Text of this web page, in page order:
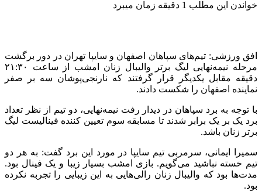
خواندن این مطلب 1 دقیقه زمان میبرد
افق ورزشی: تیم‌های سپاهان اصفهان و سایپا تهران در دور برگشت
مرحله نیمه‌نهایی لیگ برتر والیبال زنان امشب از ساعت ۲۱:۳۰
دقیقه مقابل یکدیگر قرار گرفتند که نارنجی‌پوشان سه بر صفر
نماینده اصفهان را شکست دادند.
با توجه به برد سپاهان در دیدار رفت نیمه‌نهایی، دو تیم از نظر تعداد
برد یک بر یک برابر شدند تا مسابقه سوم تعیین کننده فینالیست لیگ
برتر زنان باشد.
سمیرا ایمانی، سرمربی تیم سایپا در مورد این برد گفت: به هر دو
تیم خسته نباشید می‌گویم. بازی امشب بسیار زیبا و یک فینال بود.
مدت‌ها بود که والیبال زنان رالی‌هایی به این زیبایی را تجربه نکرده
بود.